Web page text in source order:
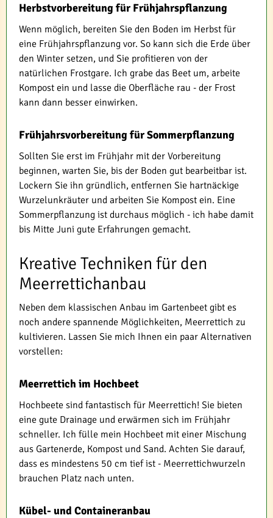
Herbstvorbereitung für Frühjahrspflanzung
Wenn möglich, bereiten Sie den Boden im Herbst für
eine Frühjahrspflanzung vor. So kann sich die Erde über
den Winter setzen, und Sie profitieren von der
natürlichen Frostgare. Ich grabe das Beet um, arbeite
Kompost ein und lasse die Oberfläche rau - der Frost
kann dann besser einwirken.
Frühjahrsvorbereitung für Sommerpflanzung
Sollten Sie erst im Frühjahr mit der Vorbereitung
beginnen, warten Sie, bis der Boden gut bearbeitbar ist.
Lockern Sie ihn gründlich, entfernen Sie hartnäckige
Wurzelunkräuter und arbeiten Sie Kompost ein. Eine
Sommerpflanzung ist durchaus möglich - ich habe damit
bis Mitte Juni gute Erfahrungen gemacht.
Kreative Techniken für den
Meerrettichanbau
Neben dem klassischen Anbau im Gartenbeet gibt es
noch andere spannende Möglichkeiten, Meerrettich zu
kultivieren. Lassen Sie mich Ihnen ein paar Alternativen
vorstellen:
Meerrettich im Hochbeet
Hochbeete sind fantastisch für Meerrettich! Sie bieten
eine gute Drainage und erwärmen sich im Frühjahr
schneller. Ich fülle mein Hochbeet mit einer Mischung
aus Gartenerde, Kompost und Sand. Achten Sie darauf,
dass es mindestens 50 cm tief ist - Meerrettichwurzeln
brauchen Platz nach unten.
Kübel- und Containeranbau